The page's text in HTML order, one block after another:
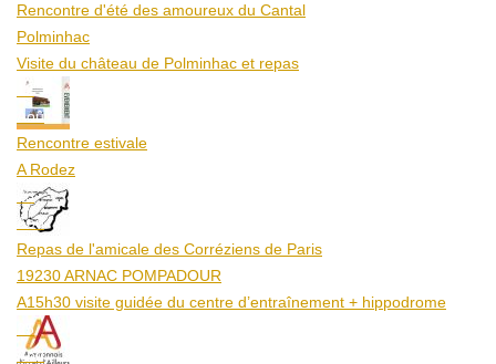
Rencontre d'été des amoureux du Cantal
Polminhac
Visite du château de Polminhac et repas
12
Aoû
Rencontre estivale
A Rodez
23
Aoû
Repas de l'amicale des Corréziens de Paris
19230 ARNAC POMPADOUR
A15h30 visite guidée du centre d’entraînement + hippodrome
25
Aoû